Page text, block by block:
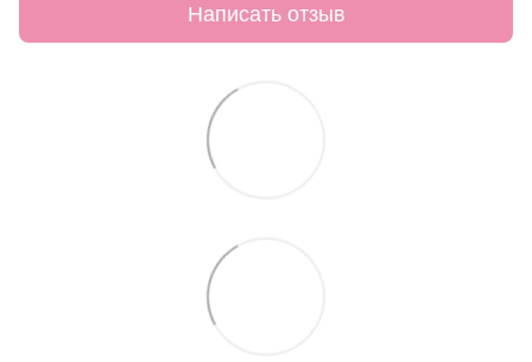
Написать отзыв